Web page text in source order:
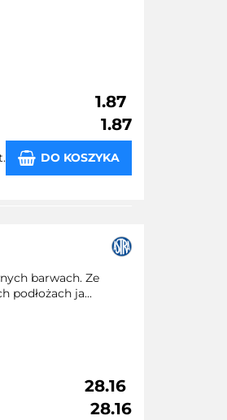
1.87
1.87
DO KOSZYKA
barwach. Ze
podłożach ja...
28.16
28.16